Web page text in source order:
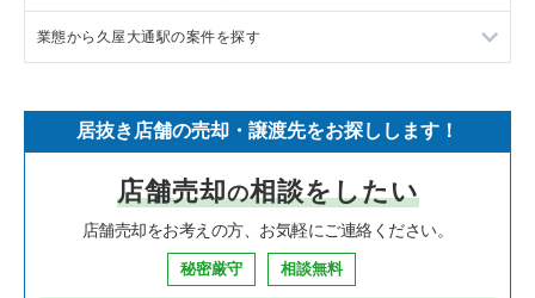
中華の居抜き売却物件の案件一覧
寿司の居抜き売却物件の案件一覧
焼肉の居抜き売却物件の案件一覧
鉄板焼き・お好み焼の居抜き売却物件の案件一覧
千葉県の飲食店の居抜き売却物件の案件一覧
神奈川県の飲食店の居抜き売却物件の案件一覧
大阪府の飲食店の居抜き売却物件の案件一覧
兵庫県の飲食店の居抜き売却物件の案件一覧
半田市の飲食店の居抜き売却物件の案件一覧
名古屋市名東区の飲食店の居抜き売却物件の案件一覧
名古屋市東区の飲食店の居抜き売却物件の案件一覧
名古屋市西区の飲食店の居抜き売却物件の案件一覧
愛知県のラーメンの居抜き売却物件の案件一覧
愛知県のイタリア料理の居抜き売却物件の案件一覧
愛知県の中華の居抜き売却物件の案件一覧
愛知県のそば・うどんの居抜き売却物件の案件一覧
業態から久屋大通駅の案件を探す
久屋大通駅の焼肉の居抜き売却物件の案件一覧
久屋大通駅のテイクアウトの居抜き売却物件の案件一覧
久屋大通駅のバーの居抜き売却物件の案件一覧
居抜き店舗の売却・譲渡先をお探しします！
店舗売却の相談をしたい
店舗売却をお考えの方、お気軽にご連絡ください。
秘密厳守 相談無料